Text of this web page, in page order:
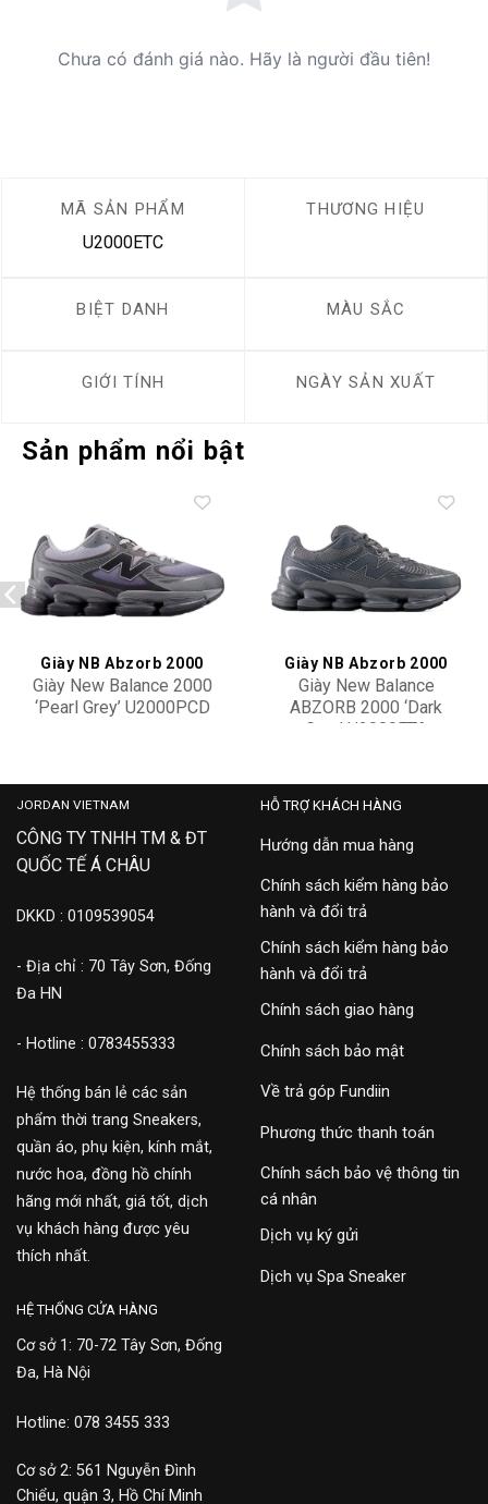
Chưa có đánh giá nào. Hãy là người đầu tiên!
MÃ SẢN PHẨM
U2000ETC
THƯƠNG HIỆU
BIỆT DANH MÀU SẮC
GIỚI TÍNH NGÀY SẢN XUẤT
Sản phẩm nổi bật
Add to
wishlist
Giày NB Abzorb 2000
Giày New Balance 2000
‘Pearl Grey’ U2000PCD
Add to
wishlist
Giày NB Abzorb 2000
Giày New Balance
ABZORB 2000 ‘Dark
Grey’ U2000ETA
JORDAN VIETNAM
CÔNG TY TNHH TM & ĐT
QUỐC TẾ Á CHÂU
DKKD : 0109539054
- Địa chỉ : 70 Tây Sơn, Đống
Đa HN
- Hotline : 0783455333
Hệ thống bán lẻ các sản
phẩm thời trang Sneakers,
quần áo, phụ kiện, kính mắt,
nước hoa, đồng hồ chính
hãng mới nhất, giá tốt, dịch
vụ khách hàng được yêu
thích nhất.
HỖ TRỢ KHÁCH HÀNG
Hướng dẫn mua hàng
Chính sách kiểm hàng bảo
hành và đổi trả
Chính sách kiểm hàng bảo
hành và đổi trả
Chính sách giao hàng
Chính sách bảo mật
Về trả góp Fundiin
Phương thức thanh toán
Chính sách bảo vệ thông tin
cá nhân
Dịch vụ ký gửi
Dịch vụ Spa Sneaker
HỆ THỐNG CỬA HÀNG
Cơ sở 1: 70-72 Tây Sơn, Đống
Đa, Hà Nội
Hotline: 078 3455 333
Cơ sở 2: 561 Nguyễn Đình
Chiểu, quận 3, Hồ Chí Minh